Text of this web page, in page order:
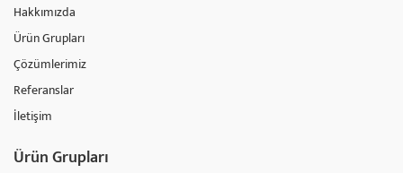
Hakkımızda
Ürün Grupları
Çözümlerimiz
Referanslar
İletişim
Ürün Grupları